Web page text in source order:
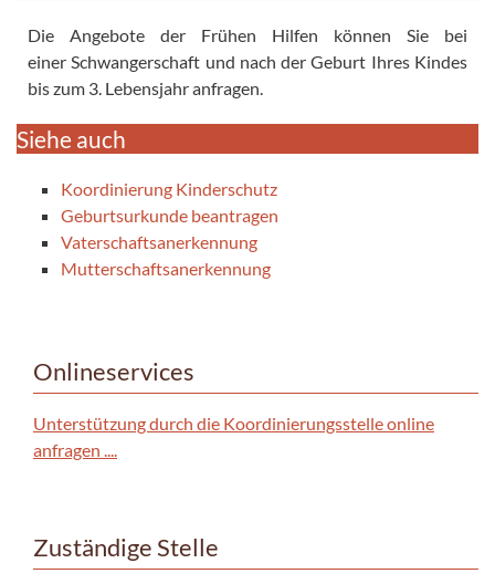
Die Angebote der Frühen Hilfen können Sie bei
einer Schwangerschaft und nach der Geburt Ihres Kindes
bis zum 3. Lebensjahr anfragen.
Siehe auch
Koordinierung Kinderschutz
Geburtsurkunde beantragen
Vaterschaftsanerkennung
Mutterschaftsanerkennung
Onlineservices
Unterstützung durch die Koordinierungsstelle online
anfragen ....
Zuständige Stelle